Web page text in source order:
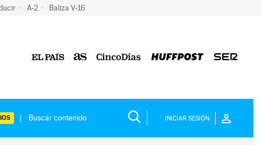
A-2 Baliza V-16
INICIAR SESIÓN